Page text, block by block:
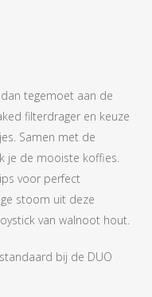
tegemoet aan de
filterdrager en keuze
Samen met de
je de mooiste koffies.
voor perfect
stoom uit deze
van walnoot hout.
bij de DUO